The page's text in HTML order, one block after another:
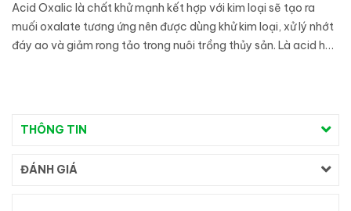
Acid Oxalic là chất khử mạnh kết hợp với kim loại sẽ tạo ra
muối oxalate tương ứng nên được dùng khử kim loại, xử lý nhớt
đáy ao và giảm rong tảo trong nuôi trồng thủy sản. Là acid hữu
THÔNG TIN
ĐÁNH GIÁ